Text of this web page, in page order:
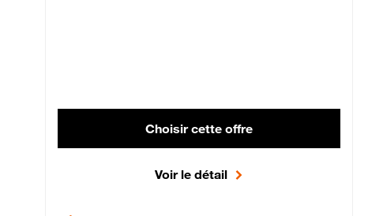
Choisir cette offre
Voir le détail